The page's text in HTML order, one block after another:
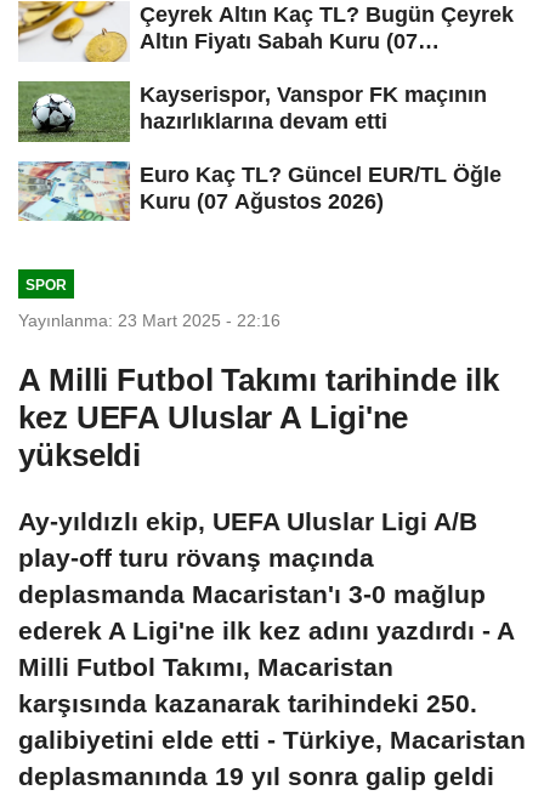
Çeyrek Altın Kaç TL? Bugün Çeyrek
Altın Fiyatı Sabah Kuru (07
Kayserispor, Vanspor FK maçının
hazırlıklarına devam etti
Euro Kaç TL? Güncel EUR/TL Öğle
Kuru (07 Ağustos 2026)
SPOR
Yayınlanma: 23 Mart 2025 - 22:16
A Milli Futbol Takımı tarihinde ilk
kez UEFA Uluslar A Ligi'ne
yükseldi
Ay-yıldızlı ekip, UEFA Uluslar Ligi A/B
play-off turu rövanş maçında
deplasmanda Macaristan'ı 3-0 mağlup
ederek A Ligi'ne ilk kez adını yazdırdı - A
Milli Futbol Takımı, Macaristan
karşısında kazanarak tarihindeki 250.
galibiyetini elde etti - Türkiye, Macaristan
deplasmanında 19 yıl sonra galip geldi